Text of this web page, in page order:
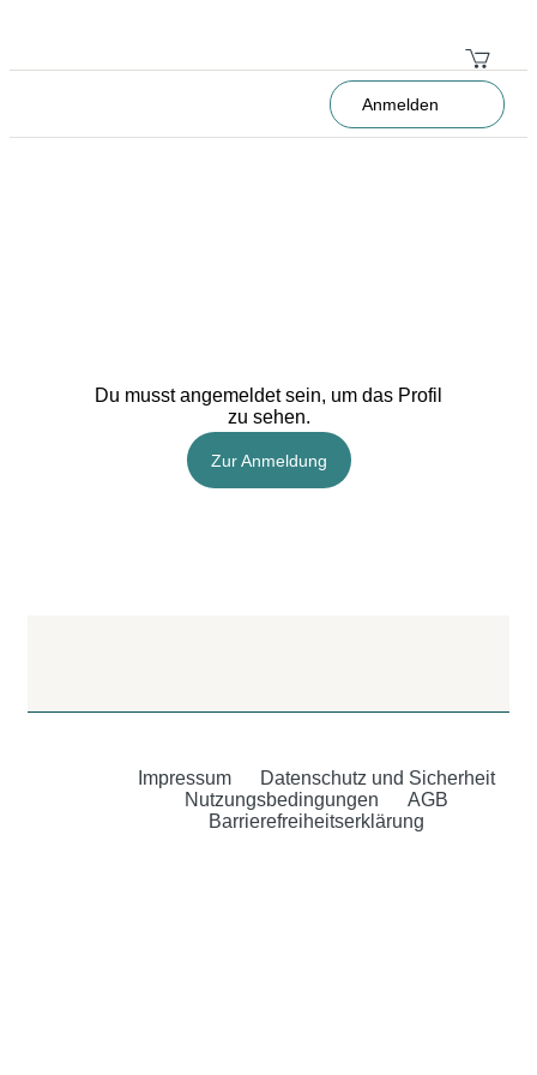
Anmelden
Du musst angemeldet sein, um das Profil
zu sehen.
Zur Anmeldung
Impressum
Datenschutz und Sicherheit
Nutzungsbedingungen
AGB
Barrierefreiheitserklärung